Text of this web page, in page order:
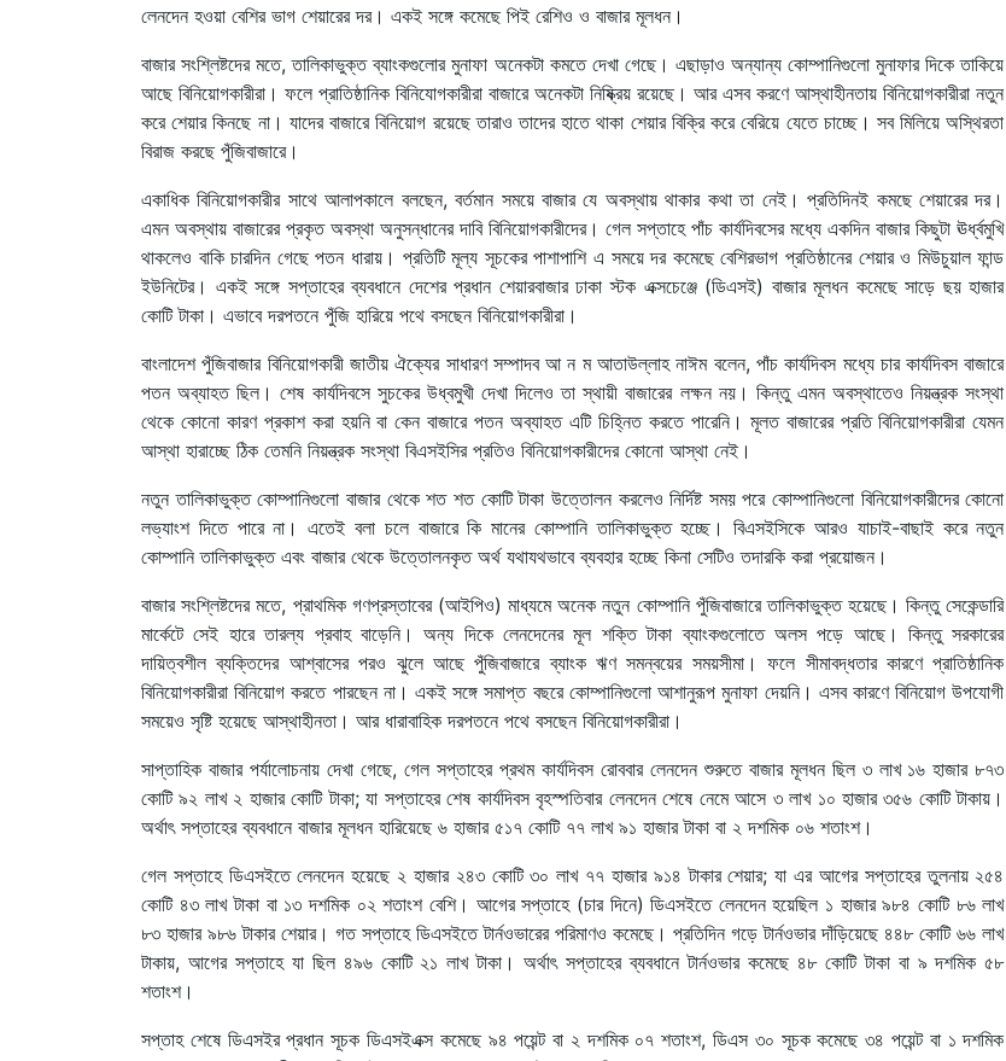
লেনদেন হওয়া বেশির ভাগ শেয়ারের দর। একই সঙ্গে কমেছে পিই রেশিও ও বাজার মূলধন।
বাজার সংশ্লিষ্টদের মতে, তালিকাভুক্ত ব্যাংকগুলোর মুনাফা অনেকটা কমতে দেখা গেছে। এছাড়াও অন্যান্য কোম্পানিগুলো মুনাফার দিকে তাকিয়ে
আছে বিনিয়োগকারীরা। ফলে প্রাতিষ্ঠানিক বিনিযোগকারীরা বাজারে অনেকটা নিষ্ক্রিয় রয়েছে। আর এসব করণে আস্থাহীনতায় বিনিয়োগকারীরা নতুন
করে শেয়ার কিনছে না। যাদের বাজারে বিনিয়োগ রয়েছে তারাও তাদের হাতে থাকা শেয়ার বিক্রি করে বেরিয়ে যেতে চাচ্ছে। সব মিলিয়ে অস্থিরতা
বিরাজ করছে পুঁজিবাজারে।
একাধিক বিনিয়োগকারীর সাথে আলাপকালে বলছেন, বর্তমান সময়ে বাজার যে অবস্থায় থাকার কথা তা নেই। প্রতিদিনই কমছে শেয়ারের দর।
এমন অবস্থায় বাজারের প্রকৃত অবস্থা অনুসন্ধানের দাবি বিনিয়োগকারীদের। গেল সপ্তাহে পাঁচ কার্যদিবসের মধ্যে একদিন বাজার কিছুটা ঊর্ধ্বমুখি
থাকলেও বাকি চারদিন গেছে পতন ধারায়। প্রতিটি মূল্য সূচকের পাশাপাশি এ সময়ে দর কমেছে বেশিরভাগ প্রতিষ্ঠানের শেয়ার ও মিউচুয়াল ফান্ড
ইউনিটের। একই সঙ্গে সপ্তাহের ব্যবধানে দেশের প্রধান শেয়ারবাজার ঢাকা স্টক এক্সচেঞ্জে (ডিএসই) বাজার মূলধন কমেছে সাড়ে ছয় হাজার
কোটি টাকা। এভাবে দরপতনে পুঁজি হারিয়ে পথে বসছেন বিনিয়োগকারীরা।
বাংলাদেশ পুঁজিবাজার বিনিয়োগকারী জাতীয় ঐক্যের সাধারণ সম্পাদব আ ন ম আতাউল্লাহ নাঈম বলেন, পাঁচ কার্যদিবস মধ্যে চার কার্যদিবস বাজারে
পতন অব্যাহত ছিল। শেষ কার্যদিবসে সুচকের উধ্বমুখী দেখা দিলেও তা স্থায়ী বাজারের লক্ষন নয়। কিন্তু এমন অবস্থাতেও নিয়ন্ত্রক সংস্থা
থেকে কোনো কারণ প্রকাশ করা হয়নি বা কেন বাজারে পতন অব্যাহত এটি চিহ্নিত করতে পারেনি। মূলত বাজারের প্রতি বিনিয়োগকারীরা যেমন
আস্থা হারাচ্ছে ঠিক তেমনি নিয়ন্ত্রক সংস্থা বিএসইসির প্রতিও বিনিয়োগকারীদের কোনো আস্থা নেই।
নতুন তালিকাভুক্ত কোম্পানিগুলো বাজার থেকে শত শত কোটি টাকা উত্তোলন করলেও নির্দিষ্ট সময় পরে কোম্পানিগুলো বিনিয়োগকারীদের কোনো
লভ্যাংশ দিতে পারে না। এতেই বলা চলে বাজারে কি মানের কোম্পানি তালিকাভুক্ত হচ্ছে। বিএসইসিকে আরও যাচাই-বাছাই করে নতুন
কোম্পানি তালিকাভুক্ত এবং বাজার থেকে উত্তোলনকৃত অর্থ যথাযথভাবে ব্যবহার হচ্ছে কিনা সেটিও তদারকি করা প্রয়োজন।
বাজার সংশ্লিষ্টদের মতে, প্রাথমিক গণপ্রস্তাবের (আইপিও) মাধ্যমে অনেক নতুন কোম্পানি পুঁজিবাজারে তালিকাভুক্ত হয়েছে। কিন্তু সেকেন্ডারি
মার্কেটে সেই হারে তারল্য প্রবাহ বাড়েনি। অন্য দিকে লেনদেনের মূল শক্তি টাকা ব্যাংকগুলোতে অলস পড়ে আছে। কিন্তু সরকারের
দায়িত্বশীল ব্যক্তিদের আশ্বাসের পরও ঝুলে আছে পুঁজিবাজারে ব্যাংক ঋণ সমন্বয়ের সময়সীমা। ফলে সীমাবদ্ধতার কারণে প্রাতিষ্ঠানিক
বিনিয়োগকারীরা বিনিয়োগ করতে পারছেন না। একই সঙ্গে সমাপ্ত বছরে কোম্পানিগুলো আশানুরূপ মুনাফা দেয়নি। এসব কারণে বিনিয়োগ উপযোগী
সময়েও সৃষ্টি হয়েছে আস্থাহীনতা। আর ধারাবাহিক দরপতনে পথে বসছেন বিনিয়োগকারীরা।
সাপ্তাহিক বাজার পর্যালোচনায় দেখা গেছে, গেল সপ্তাহের প্রথম কার্যদিবস রোববার লেনদেন শুরুতে বাজার মূলধন ছিল ৩ লাখ ১৬ হাজার ৮৭৩
কোটি ৯২ লাখ ২ হাজার কোটি টাকা; যা সপ্তাহের শেষ কার্যদিবস বৃহস্পতিবার লেনদেন শেষে নেমে আসে ৩ লাখ ১০ হাজার ৩৫৬ কোটি টাকায়।
অর্থাৎ সপ্তাহের ব্যবধানে বাজার মূলধন হারিয়েছে ৬ হাজার ৫১৭ কোটি ৭৭ লাখ ৯১ হাজার টাকা বা ২ দশমিক ০৬ শতাংশ।
গেল সপ্তাহে ডিএসইতে লেনদেন হয়েছে ২ হাজার ২৪৩ কোটি ৩০ লাখ ৭৭ হাজার ৯১৪ টাকার শেয়ার; যা এর আগের সপ্তাহের তুলনায় ২৫৪
কোটি ৪৩ লাখ টাকা বা ১৩ দশমিক ০২ শতাংশ বেশি। আগের সপ্তাহে (চার দিনে) ডিএসইতে লেনদেন হয়েছিল ১ হাজার ৯৮৪ কোটি ৮৬ লাখ
৮৩ হাজার ৯৮৬ টাকার শেয়ার। গত সপ্তাহে ডিএসইতে টার্নওভারের পরিমাণও কমেছে। প্রতিদিন গড়ে টার্নওভার দাঁড়িয়েছে ৪৪৮ কোটি ৬৬ লাখ
টাকায়, আগের সপ্তাহে যা ছিল ৪৯৬ কোটি ২১ লাখ টাকা। অর্থাৎ সপ্তাহের ব্যবধানে টার্নওভার কমেছে ৪৮ কোটি টাকা বা ৯ দশমিক ৫৮
শতাংশ।
সপ্তাহ শেষে ডিএসইর প্রধান সূচক ডিএসইএক্স কমেছে ৯৪ পয়েন্ট বা ২ দশমিক ০৭ শতাংশ, ডিএস ৩০ সূচক কমেছে ৩৪ পয়েন্ট বা ১ দশমিক